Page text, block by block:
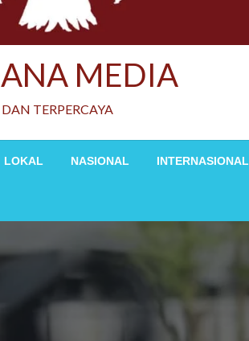
MEDIA
TERPERCAYA
LOKAL NASIONAL INTERNASIONAL